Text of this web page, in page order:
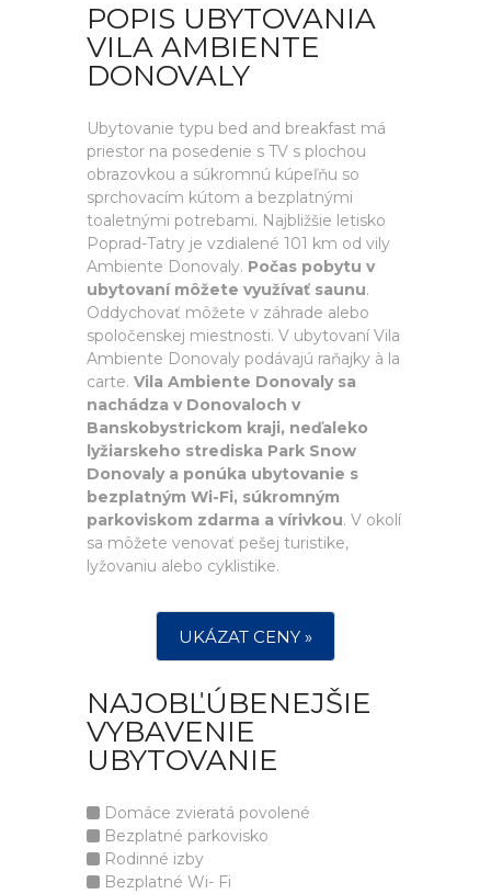
POPIS UBYTOVANIA
VILA AMBIENTE
DONOVALY
Ubytovanie typu bed and breakfast má
priestor na posedenie s TV s plochou
obrazovkou a súkromnú kúpeľňu so
sprchovacím kútom a bezplatnými
toaletnými potrebami. Najbližšie letisko
Poprad-Tatry je vzdialené 101 km od vily
Ambiente Donovaly. Počas pobytu v
ubytovaní môžete využívať saunu.
Oddychovať môžete v záhrade alebo
spoločenskej miestnosti. V ubytovaní Vila
Ambiente Donovaly podávajú raňajky à la
carte. Vila Ambiente Donovaly sa
nachádza v Donovaloch v
Banskobystrickom kraji, neďaleko
lyžiarskeho strediska Park Snow
Donovaly a ponúka ubytovanie s
bezplatným Wi-Fi, súkromným
parkoviskom zdarma a vírivkou. V okolí
sa môžete venovať pešej turistike,
lyžovaniu alebo cyklistike.
UKÁZAT CENY »
NAJOBĽÚBENEJŠIE
VYBAVENIE
UBYTOVANIE
Domáce zvieratá povolené
Bezplatné parkovisko
Rodinné izby
Bezplatné Wi- Fi